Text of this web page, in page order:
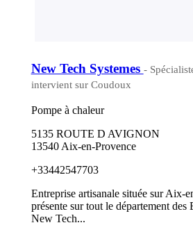
New Tech Systemes -
intervient sur Coudoux
Pompe à chaleur
5135 ROUTE D AVIGNON
13540 Aix-en-Provence
+33442547703
Entreprise artisanale située sur Aix-
présente sur tout le département des
New Tech...